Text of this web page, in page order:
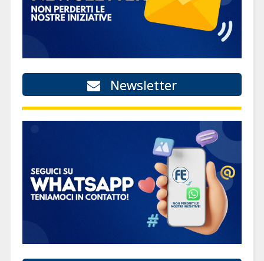
Newsletter